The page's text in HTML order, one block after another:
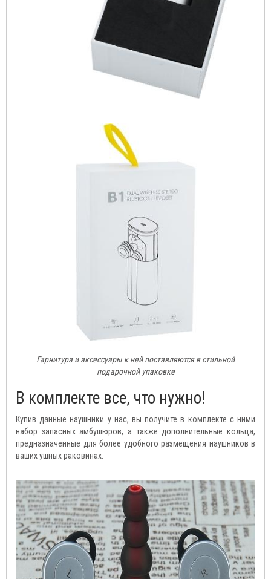
Гарнитура и аксессуары к ней поставляются в стильной
подарочной упаковке
В комплекте все, что нужно!
Купив данные наушники у нас, вы получите в комплекте с ними
набор запасных амбушюров, а также дополнительные кольца,
предназначенные для более удобного размещения наушников в
ваших ушных раковинах.